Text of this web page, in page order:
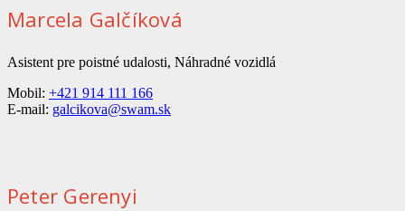
Marcela Galčíková
Asistent pre poistné udalosti, Náhradné vozidlá
Mobil: +421 914 111 166
E-mail: galcikova@swam.sk
Peter Gerenyi